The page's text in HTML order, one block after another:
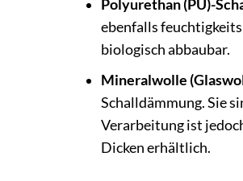
Polyurethan (PU)-
ebenfalls
biologisch abbaubar.
Mineralwolle
Schalldämmung. Sie
Verarbeitung ist
Dicken erhältlich.